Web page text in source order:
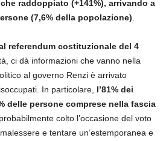
raddoppiato (+141%), arrivando a
(7,6% della popolazione)
referendum costituzionale del 4
ci dà informazioni che vanno nella
al governo Renzi è arrivato
In particolare, l’81% dei
delle persone comprese nella fascia
colto l’occasione del voto
e tentare un’estemporanea e